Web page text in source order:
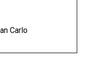
Carlo